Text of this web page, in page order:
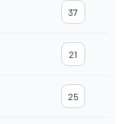
37
21
25